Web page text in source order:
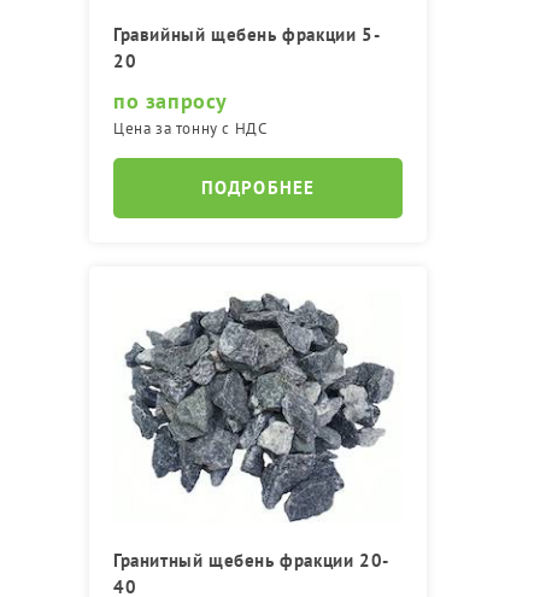
Гравийный щебень фракции 5-
20
по запросу
Цена за тонну с НДС
ПОДРОБНЕЕ
Гранитный щебень фракции 20-
40